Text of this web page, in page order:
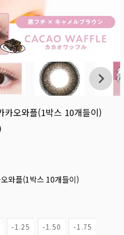
카오와플(1박스 10개들이)
와플(1박스 10개들이)
-1.25 -1.50 -1.75